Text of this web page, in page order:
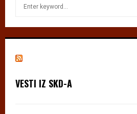
h
r
VESTI IZ SKD-A